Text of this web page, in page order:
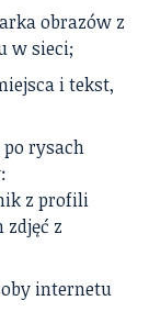
obrazów z
w sieci;
i tekst,
rysach
z profili
z
internetu